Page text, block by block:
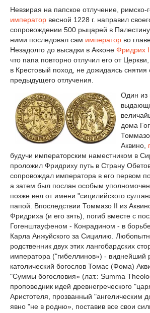
Невзирая на папское отлучение, римско-
император весной 1228 г. направил
сопровождении 500 рыцарей в
ними последовал сам император во
Незадолго до высадки в Акконе Фридрих
что папа повторно отлучил его от
в Крестовый поход, не дожидаясь снятия
предыдущего отлучения.
Один из
дома
Аквино,
будучи императорским наместником в
проложил Фридриху путь в Страну
сопровождал императора в его первом
а затем был послан особым
позже вел от имени "сицилийского
папой. Впоследствии Томмазо II из
Фридриха (и его зять), погиб вместе с
Гогенштауфеном - Конрадином - в
Карла Анжуйского за Сицилию.
родственник двух этих лангобардских
императора ("гибеллинов») - виднейший
католический богослов Томас (Фома)
"Суммы богословия» (лат.: Summa
проповедник идей древнегреческого
Аристотеля, прозванный "ангелическим
явно "не в родню», поставив все свои